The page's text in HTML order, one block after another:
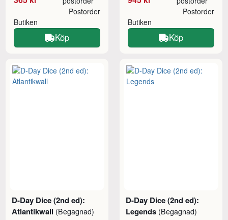
Butiken
Postorder
Köp
Butiken
Postorder
Köp
D-Day Dice (2nd ed):
Atlantikwall (Begagnad)
D-Day Dice (2nd ed):
Legends (Begagnad)